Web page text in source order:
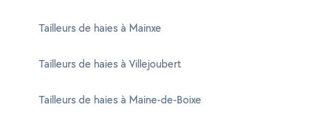
Tailleurs de haies à Mainxe
Tailleurs de haies à Villejoubert
Tailleurs de haies à Maine-de-Boixe